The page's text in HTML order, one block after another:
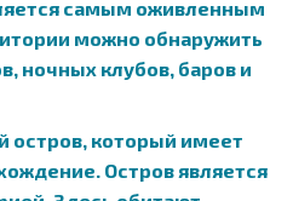
самым оживленным
можно обнаружить
ночных клубов, баров и
остров, который имеет
Остров является